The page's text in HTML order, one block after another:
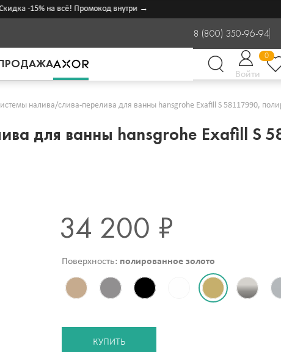
-15% на всё! Промокод внутри →
8 (800) 350-96-94
Войти
0
налива/слива-перелива для ванны hansgrohe Exafill S 58117990,
для ванны hansgrohe Exafill S
34 200 ₽
Поверхность: полированное золото
КУПИТЬ